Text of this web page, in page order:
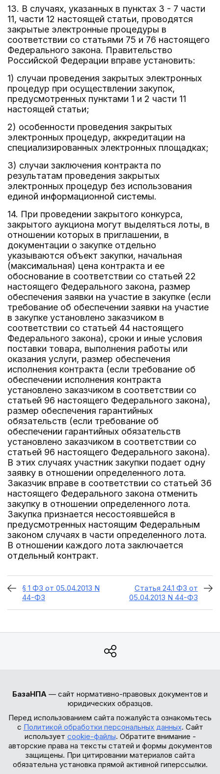
13. В случаях, указанных в пунктах 3 - 7 части
11, части 12 настоящей статьи, проводятся
закрытые электронные процедуры в
соответствии со статьями 75 и 76 настоящего
Федерального закона. Правительство
Российской Федерации вправе установить:
1) случаи проведения закрытых электронных
процедур при осуществлении закупок,
предусмотренных пунктами 1 и 2 части 11
настоящей статьи;
2) особенности проведения закрытых
электронных процедур, аккредитации на
специализированных электронных площадках;
3) случаи заключения контракта по
результатам проведения закрытых
электронных процедур без использования
единой информационной системы.
14. При проведении закрытого конкурса,
закрытого аукциона могут выделяться лоты, в
отношении которых в приглашении, в
документации о закупке отдельно
указываются объект закупки, начальная
(максимальная) цена контракта и ее
обоснование в соответствии со статьей 22
настоящего Федерального закона, размер
обеспечения заявки на участие в закупке (если
требование об обеспечении заявки на участие
в закупке установлено заказчиком в
соответствии со статьей 44 настоящего
Федерального закона), сроки и иные условия
поставки товара, выполнения работы или
оказания услуги, размер обеспечения
исполнения контракта (если требование об
обеспечении исполнения контракта
установлено заказчиком в соответствии со
статьей 96 настоящего Федерального закона),
размер обеспечения гарантийных
обязательств (если требование об
обеспечении гарантийных обязательств
установлено заказчиком в соответствии со
статьей 96 настоящего Федерального закона).
В этих случаях участник закупки подает одну
заявку в отношении определенного лота.
Заказчик вправе в соответствии со статьей 36
настоящего Федерального закона отменить
закупку в отношении определенного лота.
Закупка признается несостоявшейся в
предусмотренных настоящим Федеральным
законом случаях в части определенного лота.
В отношении каждого лота заключается
отдельный контракт.
§ 1 ФЗ от 05.04.2013 N
44-ФЗ
Статья 24.1 ФЗ от
05.04.2013 N 44-ФЗ
БазаНПА — сайт нормативно-правовых документов и
юридических образцов.
Перед использованием сайта пожалуйста ознакомьтесь
с Политикой обработки персональных данных. Сайт
использует cookie-файлы. Обратите внимание -
авторские права на тексты статей и формы документов
защищены. При цитировании материалов сайта
обязательна установка прямой активной гиперссылки.